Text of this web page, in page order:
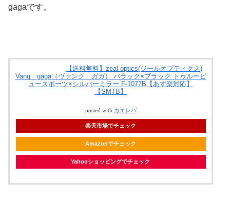
gagaです。
【送料無料】zeal optics(ジールオプティクス)
Vanq gaga（ヴァンク ガガ） バラック×ブラック トゥルービ
ュースポーツ×シルバーミラー F-1077B【あす楽対応】
【SMTB】
posted with カエレバ
楽天市場でチェック
Amazonでチェック
Yahooショッピングでチェック